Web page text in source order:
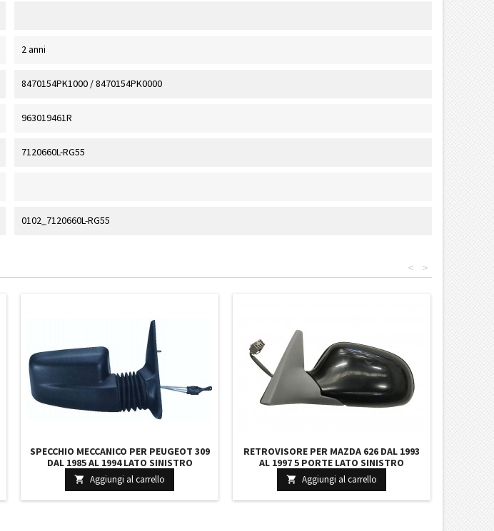
2 anni
8470154PK1000 / 8470154PK0000
963019461R
7120660L-RG55
0102_7120660L-RG55
>
<
SPECCHIO MECCANICO PER PEUGEOT 309
DAL 1985 AL 1994 LATO SINISTRO
MECCANICO TRAMITE CAVO NERO 8148G5
8148H3
 Aggiungi al carrello
RETROVISORE PER MAZDA 626 DAL 1993
AL 1997 5 PORTE LATO SINISTRO
ELETTRICO COMPLETO CROMATO CON
PRIMER GA8A69180GNU GE5A69180B92
 Aggiungi al carrello